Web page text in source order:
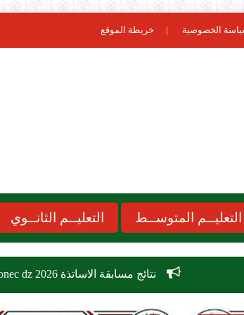
الخصوصية خريطة الموقع
التعليــم المتوســط التعليــم الثانــوي
نتائج مسابقة الاساتذة 2026 concours onec dz